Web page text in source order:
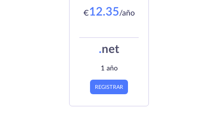
€12.35/año
.net
1 año
REGISTRAR